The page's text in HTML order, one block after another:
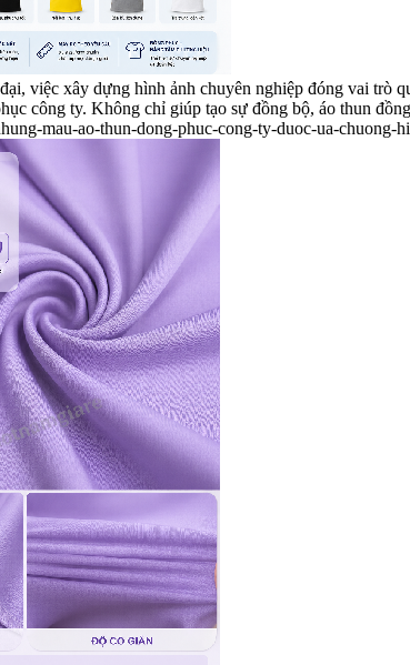
việc xây dựng hình ảnh chuyên nghiệp đóng vai trò
công ty. Không chỉ giúp tạo sự đồng bộ, áo thun
mau-ao-thun-dong-phuc-cong-ty-duoc-ua-chuong-